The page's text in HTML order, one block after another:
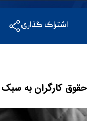
اشتراک گذاری
کارگران به